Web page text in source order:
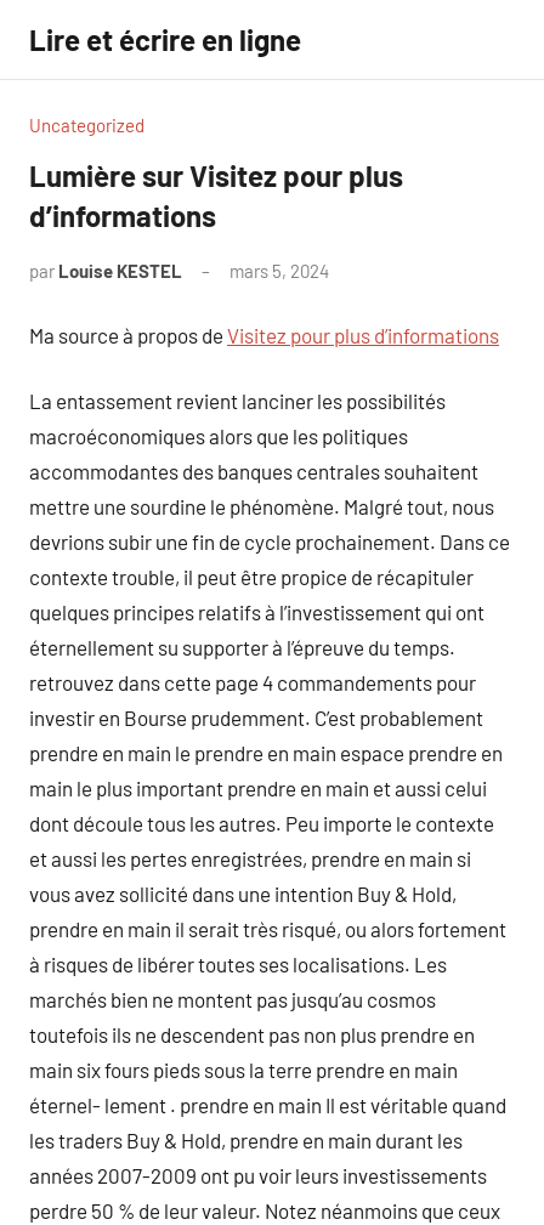
contenu
Lire et écrire en ligne
Uncategorized
Lumière sur Visitez pour plus
d’informations
par Louise KESTEL mars 5, 2024
Ma source à propos de Visitez pour plus d’informations
La entassement revient lanciner les possibilités
macroéconomiques alors que les politiques
accommodantes des banques centrales souhaitent
mettre une sourdine le phénomène. Malgré tout, nous
devrions subir une fin de cycle prochainement. Dans ce
contexte trouble, il peut être propice de récapituler
quelques principes relatifs à l’investissement qui ont
éternellement su supporter à l’épreuve du temps.
retrouvez dans cette page 4 commandements pour
investir en Bourse prudemment. C’est probablement
prendre en main le prendre en main espace prendre en
main le plus important prendre en main et aussi celui
dont découle tous les autres. Peu importe le contexte
et aussi les pertes enregistrées, prendre en main si
vous avez sollicité dans une intention Buy & Hold,
prendre en main il serait très risqué, ou alors fortement
à risques de libérer toutes ses localisations. Les
marchés bien ne montent pas jusqu’au cosmos
toutefois ils ne descendent pas non plus prendre en
main six fours pieds sous la terre prendre en main
éternel- lement . prendre en main Il est véritable quand
les traders Buy & Hold, prendre en main durant les
années 2007-2009 ont pu voir leurs investissements
perdre 50 % de leur valeur. Notez néanmoins que ceux